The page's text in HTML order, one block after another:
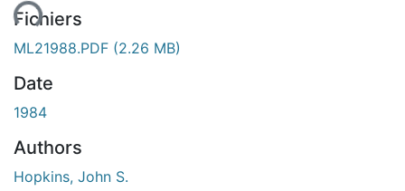
Fichiers
ML21988.PDF (2.26 MB)
Date
1984
Authors
Hopkins, John S.